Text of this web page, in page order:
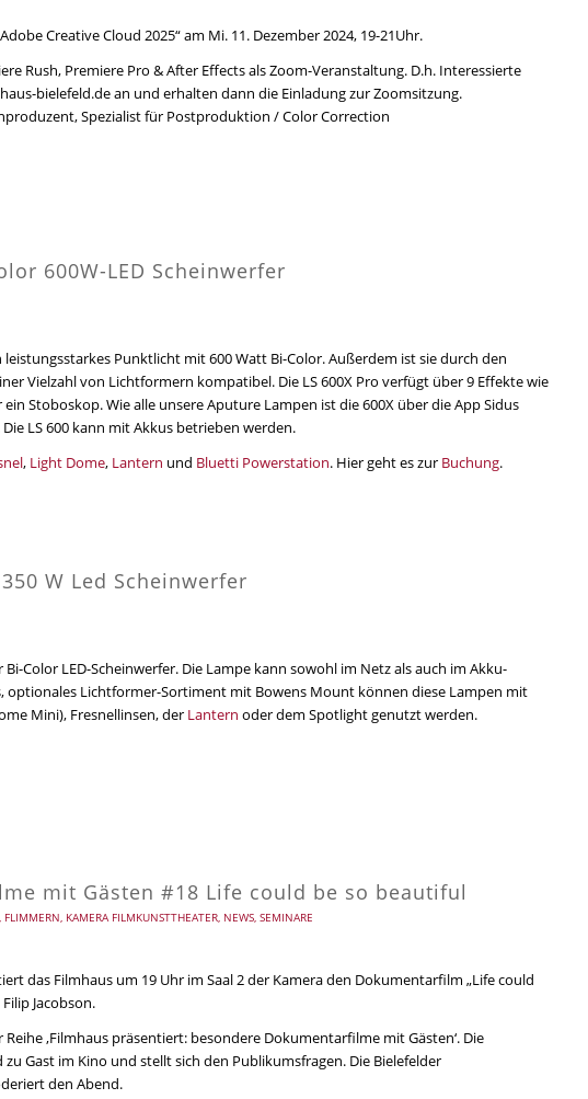
Creative Cloud 2025“ am Mi. 11. Dezember 2024, 19-21Uhr.
Rush, Premiere Pro & After Effects als Zoom-Veranstaltung. D.h. Interessierte
bielefeld.de an und erhalten dann die Einladung zur Zoomsitzung.
Spezialist für Postproduktion / Color Correction
600W-LED Scheinwerfer
leistungsstarkes Punktlicht mit 600 Watt Bi-Color. Außerdem ist sie durch den
Vielzahl von Lichtformern kompatibel. Die LS 600X Pro verfügt über 9 Effekte wie
Stoboskop. Wie alle unsere Aputure Lampen ist die 600X über die App Sidus
LS 600 kann mit Akkus betrieben werden.
, Light Dome, Lantern und Bluetti Powerstation. Hier geht es zur Buchung.
W Led Scheinwerfer
Color LED-Scheinwerfer. Die Lampe kann sowohl im Netz als auch im Akku-
optionales Lichtformer-Sortiment mit Bowens Mount können diese Lampen mit
Mini), Fresnellinsen, der Lantern oder dem Spotlight genutzt werden.
mit Gästen #18 Life could be so beautiful
FLIMMERN KAMERA FILMKUNSTTHEATER NEWS SEMINARE
das Filmhaus um 19 Uhr im Saal 2 der Kamera den Dokumentarfilm „Life could
Jacobson.
‚Filmhaus präsentiert: besondere Dokumentarfilme mit Gästen‘. Die
Gast im Kino und stellt sich den Publikumsfragen. Die Bielefelder
den Abend.